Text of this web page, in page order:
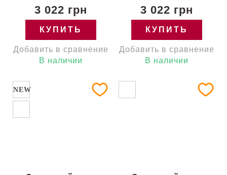
3 022 грн
КУПИТЬ
Добавить в сравнение
В наличии
3 022 грн
КУПИТЬ
Добавить в сравнение
В наличии
NEW